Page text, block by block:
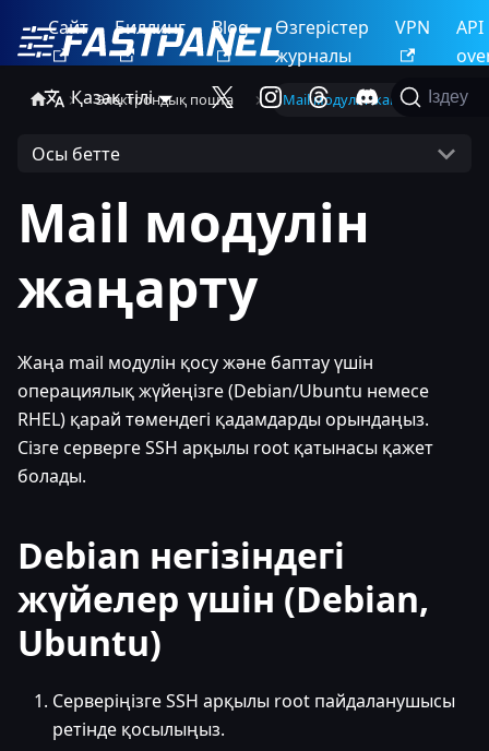
Сайт Биллинг Blog
Өзгерістер
журналы
VPN
API
Қазақ тілі
Іздеу
Электрондық пошта Mail модулін жаңарту
Осы бетте
Mail модулін
жаңарту
Жаңа mail модулін қосу және баптау үшін
операциялық жүйеңізге (Debian/Ubuntu немесе
RHEL) қарай төмендегі қадамдарды орындаңыз.
Сізге серверге SSH арқылы root қатынасы қажет
болады.
Debian негізіндегі
жүйелер үшін (Debian,
Ubuntu)
Серверіңізге SSH арқылы root пайдаланушысы
ретінде қосылыңыз.